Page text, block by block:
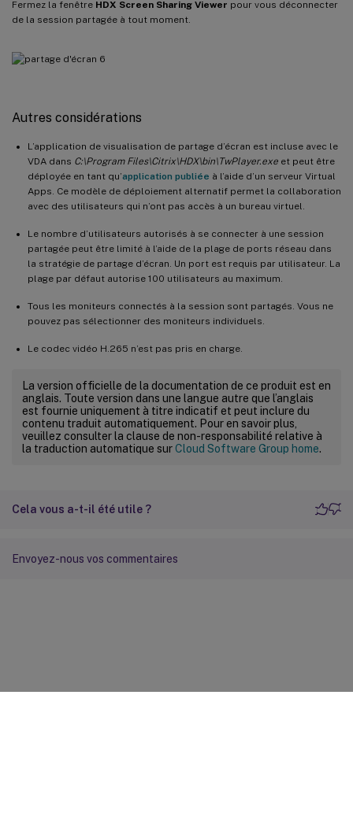
Fermez la fenêtre HDX Screen Sharing Viewer pour vous déconnecter
de la session partagée à tout moment.
Autres considérations
L’application de visualisation de partage d’écran est incluse avec le
VDA dans C:\Program Files\Citrix\HDX\bin\TwPlayer.exe et peut être
déployée en tant qu’application publiée à l’aide d’un serveur Virtual
Apps. Ce modèle de déploiement alternatif permet la collaboration
avec des utilisateurs qui n’ont pas accès à un bureau virtuel.
Le nombre d’utilisateurs autorisés à se connecter à une session
partagée peut être limité à l’aide de la plage de ports réseau dans
la stratégie de partage d’écran. Un port est requis par utilisateur. La
plage par défaut autorise 100 utilisateurs au maximum.
Tous les moniteurs connectés à la session sont partagés. Vous ne
pouvez pas sélectionner des moniteurs individuels.
Le codec vidéo H.265 n’est pas pris en charge.
La version officielle de la documentation de ce produit est en
anglais. Toute version dans une langue autre que l’anglais
est fournie uniquement à titre indicatif et peut inclure du
contenu traduit automatiquement. Pour en savoir plus,
veuillez consulter la clause de non-responsabilité relative à
la traduction automatique surCloud Software Group home.
Cela vous a-t-il été utile ?
Envoyez-nous vos commentaires